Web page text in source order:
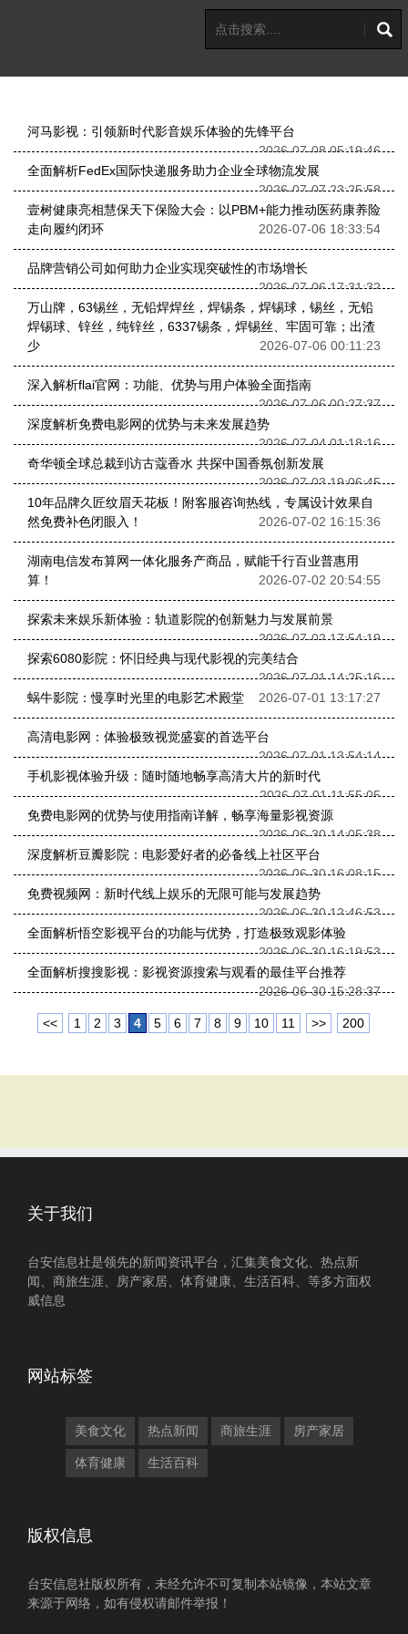
河马影视：引领新时代影音娱乐体验的先锋平台
2026-07-08 05:19:46
全面解析FedEx国际快递服务助力企业全球物流发展
2026-07-07 23:25:58
壹树健康亮相慧保天下保险大会：以PBM+能力推动医药康养险
走向履约闭环
2026-07-06 18:33:54
品牌营销公司如何助力企业实现突破性的市场增长
2026-07-06 17:31:32
万山牌，63锡丝，无铅焊焊丝，焊锡条，焊锡球，锡丝，无铅
焊锡球、锌丝，纯锌丝，6337锡条，焊锡丝、牢固可靠；出渣
少
2026-07-06 00:11:23
深入解析flai官网：功能、优势与用户体验全面指南
2026-07-06 00:27:37
深度解析免费电影网的优势与未来发展趋势
2026-07-04 01:18:16
奇华顿全球总裁到访古蔻香水 共探中国香氛创新发展
2026-07-03 19:06:45
10年品牌久匠纹眉天花板！附客服咨询热线，专属设计效果自
然免费补色闭眼入！
2026-07-02 16:15:36
湖南电信发布算网一体化服务产商品，赋能千行百业普惠用
算！
2026-07-02 20:54:55
探索未来娱乐新体验：轨道影院的创新魅力与发展前景
2026-07-02 17:54:19
探索6080影院：怀旧经典与现代影视的完美结合
2026-07-01 14:25:16
蜗牛影院：慢享时光里的电影艺术殿堂
2026-07-01 13:17:27
高清电影网：体验极致视觉盛宴的首选平台
2026-07-01 13:54:14
手机影视体验升级：随时随地畅享高清大片的新时代
2026-07-01 11:55:05
免费电影网的优势与使用指南详解，畅享海量影视资源
2026-06-30 14:05:38
深度解析豆瓣影院：电影爱好者的必备线上社区平台
2026-06-30 16:08:15
免费视频网：新时代线上娱乐的无限可能与发展趋势
2026-06-30 12:46:53
全面解析悟空影视平台的功能与优势，打造极致观影体验
2026-06-30 16:19:53
全面解析搜搜影视：影视资源搜索与观看的最佳平台推荐
2026-06-30 15:28:37
<< 1 2 3 4 5 6 7 8 9 10 11 >> 200
关于我们
台安信息社是领先的新闻资讯平台，汇集美食文化、热点新
闻、商旅生涯、房产家居、体育健康、生活百科、等多方面权
威信息
网站标签
美食文化 热点新闻 商旅生涯 房产家居
体育健康 生活百科
版权信息
台安信息社版权所有，未经允许不可复制本站镜像，本站文章
来源于网络，如有侵权请邮件举报！